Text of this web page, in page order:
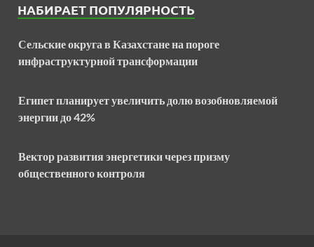
НАБИРАЕТ ПОПУЛЯРНОСТЬ
Сельские округа в Казахстане на пороге
инфраструктурной трансформации
Египет планирует увеличить долю возобновляемой
энергии до 42%
Вектор развития энергетики через призму
общественного контроля